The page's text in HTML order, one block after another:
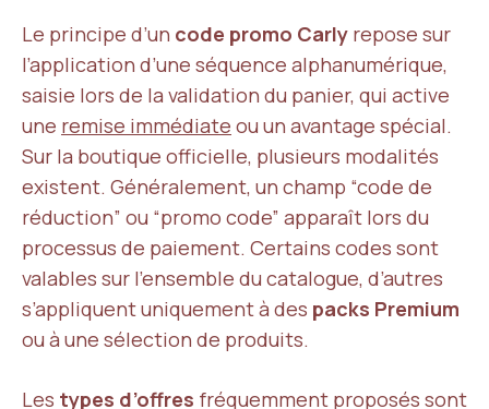
Le principe d’un code promo Carly repose sur
l’application d’une séquence alphanumérique,
saisie lors de la validation du panier, qui active
une remise immédiate ou un avantage spécial.
Sur la boutique officielle, plusieurs modalités
existent. Généralement, un champ “code de
réduction” ou “promo code” apparaît lors du
processus de paiement. Certains codes sont
valables sur l’ensemble du catalogue, d’autres
s’appliquent uniquement à des packs Premium
ou à une sélection de produits.
Les types d’offres fréquemment proposés sont